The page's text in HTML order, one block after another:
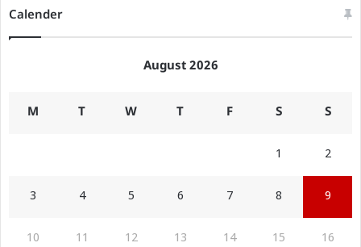
Calender
August 2026
M T W T F S S
1 2
3 4 5 6 7 8 9
10 11 12 13 14 15 16